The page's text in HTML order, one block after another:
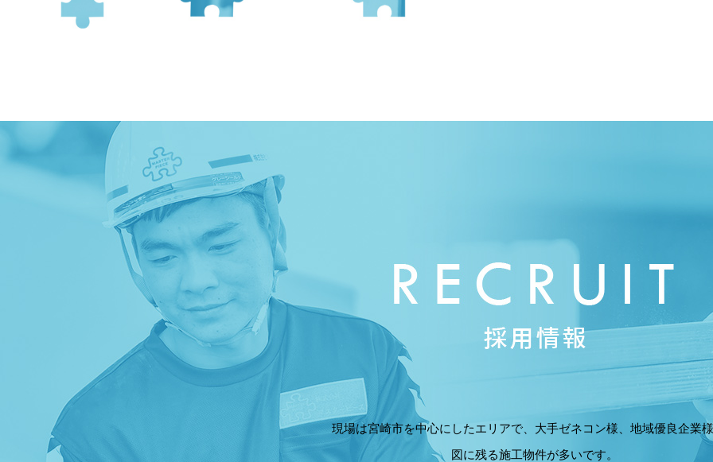
現場は宮崎市を中心にしたエリアで、大手ゼネコン様、地域優良企業
図に残る施工物件が多いです。